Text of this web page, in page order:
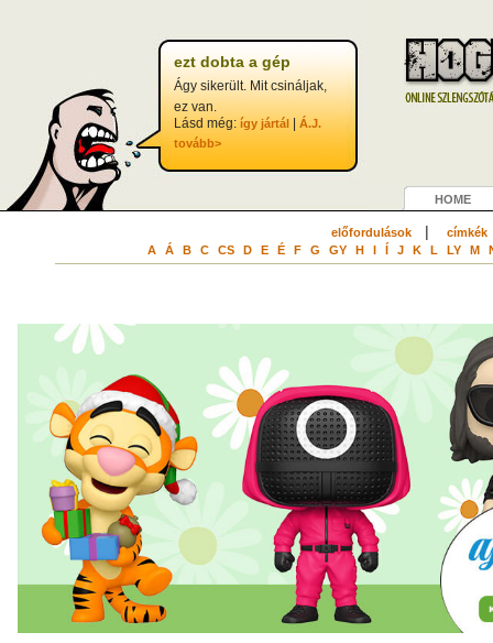
ezt dobta a gép
Ágy sikerült. Mit csináljak,
ez van.
Lásd még: így jártál
Á.J.
tovább>
HOME
előfordulások| címkék
A Á B C CS D E É F G GY H I Í J K L LY M